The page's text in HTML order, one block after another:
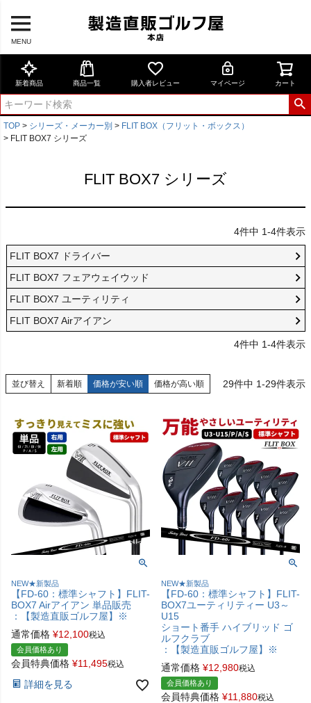
MENU
新着商品 商品一覧 購入者レビュー マイページ カート
TOP シリーズ・メーカー別
FLIT BOX（フリット・ボックス）
FLIT BOX7 シリーズ
FLIT BOX7 シリーズ
4件中 1-4件表示
FLIT BOX7 ドライバー
FLIT BOX7 フェアウェイウッド
FLIT BOX7 ユーティリティ
FLIT BOX7 Airアイアン
4件中 1-4件表示
並び替え 新着順 価格が安い順 価格が高い順 29件中 1-29件表示
NEW★新製品
【FD-60：標準シャフト】FLIT-
BOX7 Airアイアン 単品販売
：【製造直販ゴルフ屋】※
通常価格 ¥12,100税込
会員価格あり
会員特典価格 ¥11,495税込
詳細を見る
NEW★新製品
【FD-60：標準シャフト】FLIT-
BOX7ユーティリティー U3～
U15
ショート番手 ハイブリッド ゴ
ルフクラブ
：【製造直販ゴルフ屋】※
通常価格 ¥12,980税込
会員価格あり
会員特典価格 ¥11,880税込